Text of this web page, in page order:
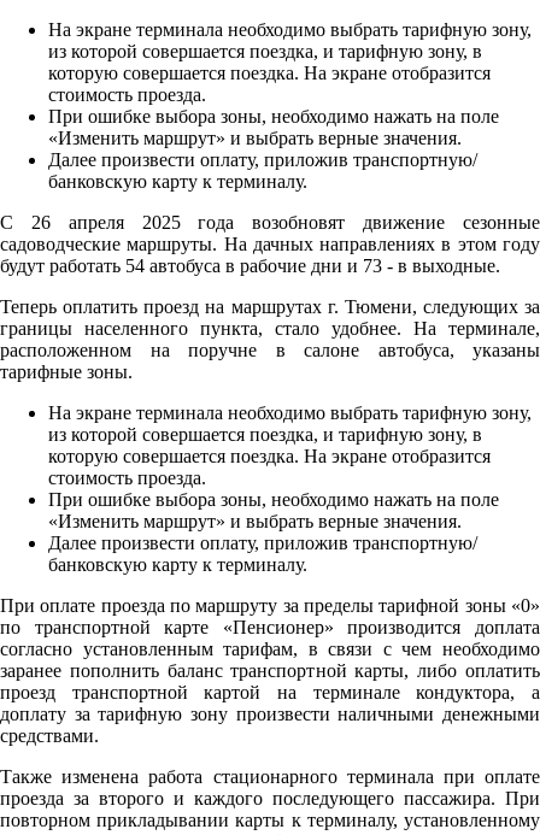
На экране терминала необходимо выбрать тарифную зону,
из которой совершается поездка, и тарифную зону, в
которую совершается поездка. На экране отобразится
стоимость проезда.
При ошибке выбора зоны, необходимо нажать на поле
«Изменить маршрут» и выбрать верные значения.
Далее произвести оплату, приложив транспортную/
банковскую карту к терминалу.
С 26 апреля 2025 года возобновят движение сезонные
садоводческие маршруты. На дачных направлениях в этом году
будут работать 54 автобуса в рабочие дни и 73 - в выходные.
Теперь оплатить проезд на маршрутах г. Тюмени, следующих за
границы населенного пункта, стало удобнее. На терминале,
расположенном на поручне в салоне автобуса, указаны
тарифные зоны.
На экране терминала необходимо выбрать тарифную зону,
из которой совершается поездка, и тарифную зону, в
которую совершается поездка. На экране отобразится
стоимость проезда.
При ошибке выбора зоны, необходимо нажать на поле
«Изменить маршрут» и выбрать верные значения.
Далее произвести оплату, приложив транспортную/
банковскую карту к терминалу.
При оплате проезда по маршруту за пределы тарифной зоны «0»
по транспортной карте «Пенсионер» производится доплата
согласно установленным тарифам, в связи с чем необходимо
заранее пополнить баланс транспортной карты, либо оплатить
проезд транспортной картой на терминале кондуктора, а
доплату за тарифную зону произвести наличными денежными
средствами.
Также изменена работа стационарного терминала при оплате
проезда за второго и каждого последующего пассажира. При
повторном прикладывании карты к терминалу, установленному